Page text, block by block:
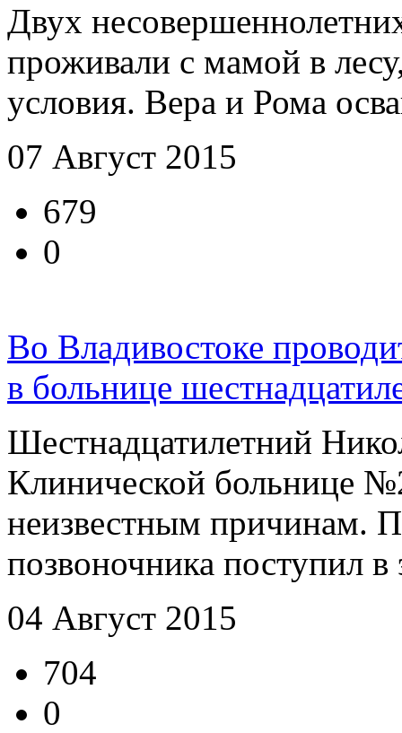
Двух
проживали с мамой в
условия. Вера и Рома
07 Август 2015
679
0
Во Владивостоке
в больнице
Шестнадцатилетний
Клинической больнице
неизвестным причинам.
позвоночника поступил в
04 Август 2015
704
0